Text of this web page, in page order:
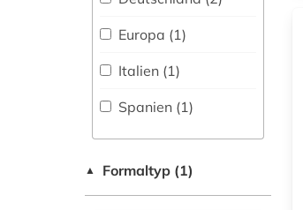
operette (2)
operngestalt (1)
opernhaus (2)
oratorium (2)
Europa (1)
Italien (1)
Spanien (1)
▲ Formaltyp (1)